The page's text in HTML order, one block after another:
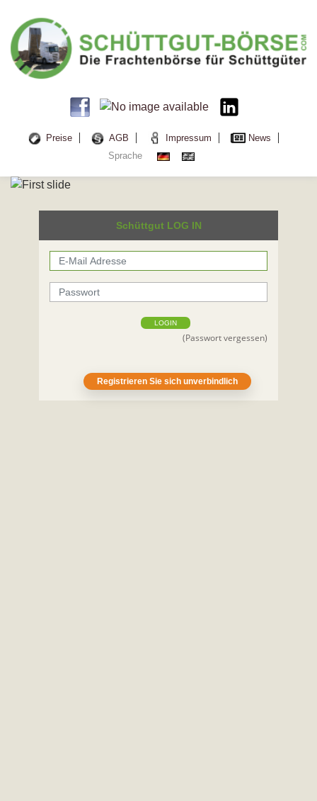
Preise AGB Impressum
News
Sprache
Schüttgut LOG IN
LOGIN
(Passwort vergessen)
Registrieren Sie sich unverbindlich